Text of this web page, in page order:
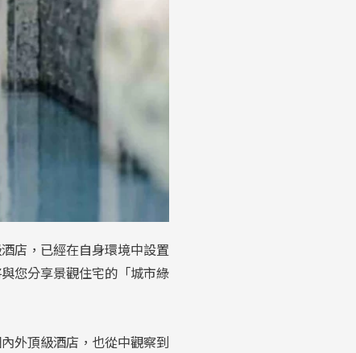
店，已經在自身環境中設置
您分享景觀住宅的「城市綠
外頂級酒店，也從中觀察到